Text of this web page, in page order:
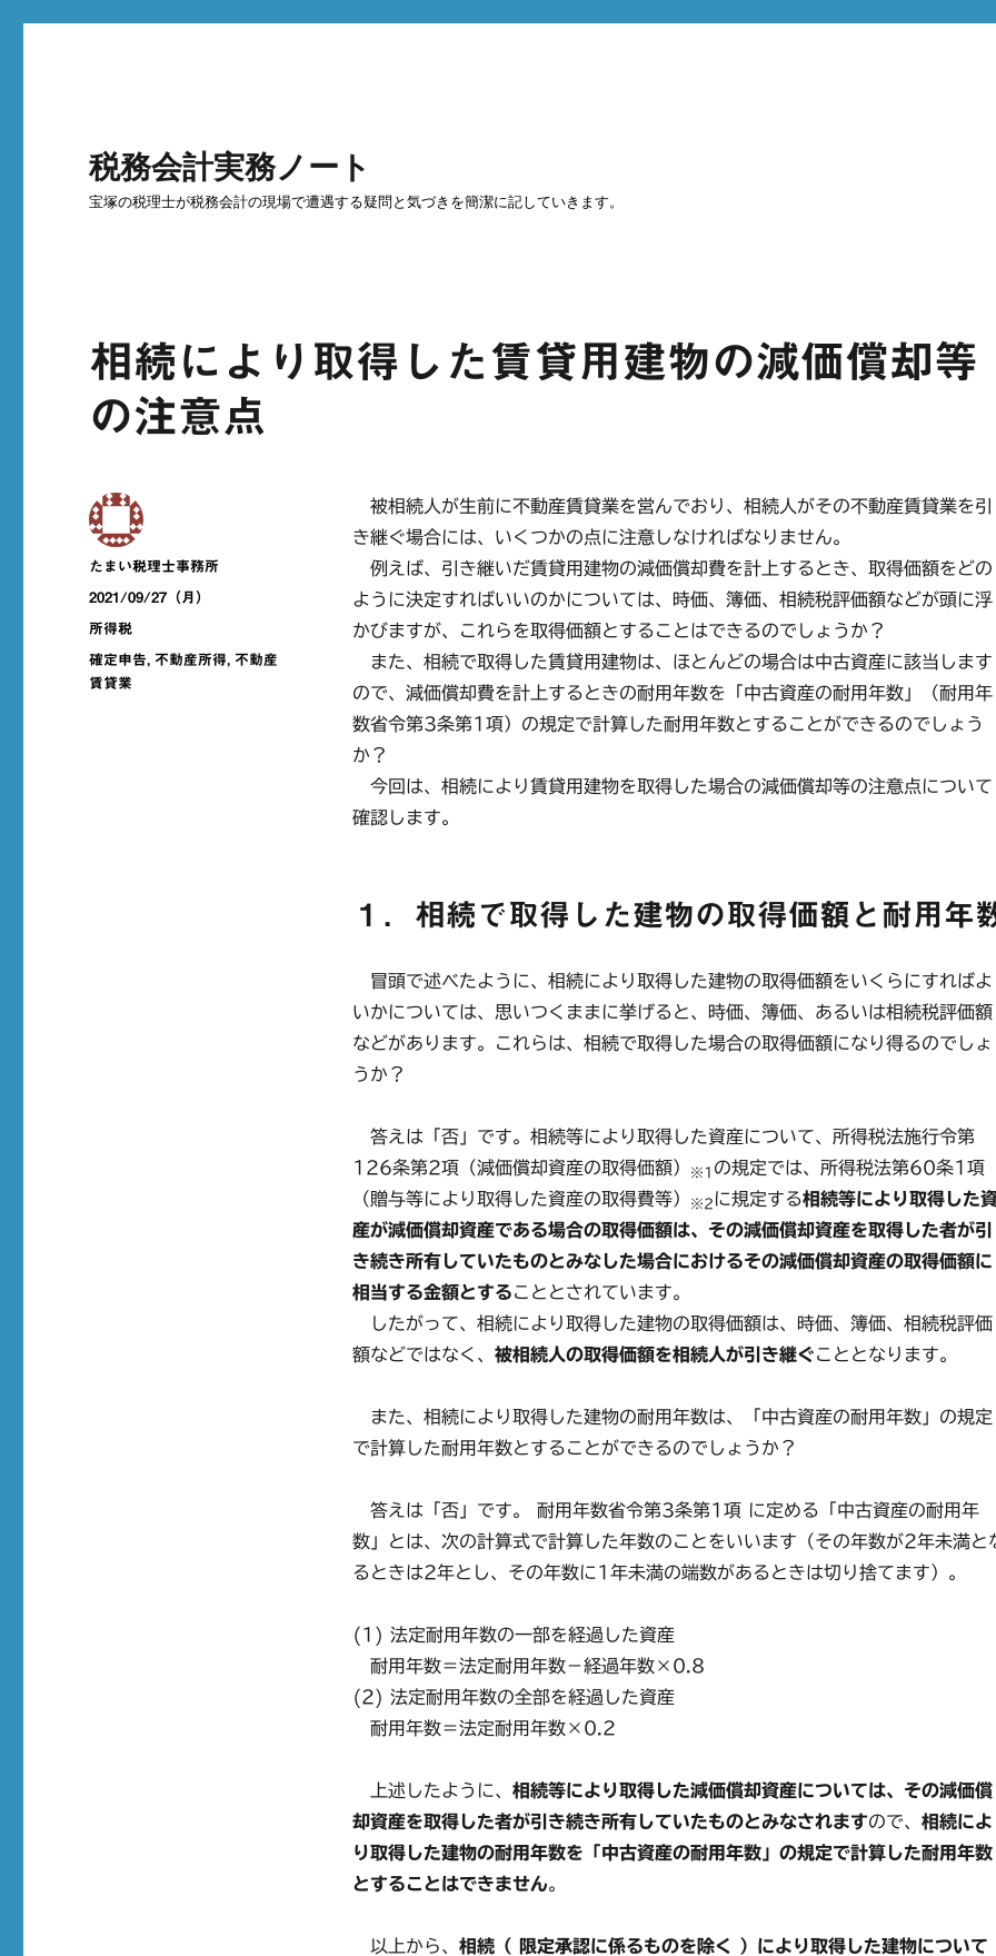
税務会計実務ノート
宝塚の税理士が税務会計の現場で遭遇する疑問と気づきを簡潔に記していきます。
相続により取得した賃貸用建物の減価償却等
の注意点
被相続人が生前に不動産賃貸業を営んでおり、相続人がその不動産賃貸業を引
き継ぐ場合には、いくつかの点に注意しなければなりません。
例えば、引き継いだ賃貸用建物の減価償却費を計上するとき、取得価額をどの
ように決定すればいいのかについては、時価、簿価、相続税評価額などが頭に浮
かびますが、これらを取得価額とすることはできるのでしょうか？
また、相続で取得した賃貸用建物は、ほとんどの場合は中古資産に該当します
ので、減価償却費を計上するときの耐用年数を「中古資産の耐用年数」（耐用年
数省令第3条第1項）の規定で計算した耐用年数とすることができるのでしょう
か？
今回は、相続により賃貸用建物を取得した場合の減価償却等の注意点について
確認します。
１．相続で取得した建物の取得価額と耐用年
冒頭で述べたように、相続により取得した建物の取得価額をいくらにすればよ
いかについては、思いつくままに挙げると、時価、簿価、あるいは相続税評価額
などがあります。これらは、相続で取得した場合の取得価額になり得るのでしょ
うか？
答えは「否」です。相続等により取得した資産について、所得税法施行令第
126条第2項（減価償却資産の取得価額）
※1 の規定では、所得税法第60条1項
（贈与等により取得した資産の取得費等）
※2 に規定する相続等により取得した
産が減価償却資産である場合の取得価額は、その減価償却資産を取得した者が引
き続き所有していたものとみなした場合におけるその減価償却資産の取得価額に
相当する金額とすることとされています。
したがって、相続により取得した建物の取得価額は、時価、簿価、相続税評価
額などではなく、 被相続人の取得価額を相続人が引き継ぐこととなります。
また、相続により取得した建物の耐用年数は、「中古資産の耐用年数」の規定
で計算した耐用年数とすることができるのでしょうか？
答えは「否」です。 耐用年数省令第3条第1項 に定める「中古資産の耐用年
数」とは、次の計算式で計算した年数のことをいいます（その年数が2年未満と
るときは2年とし、その年数に1年未満の端数があるときは切り捨てます）。
(1) 法定耐用年数の一部を経過した資産
耐用年数＝法定耐用年数－経過年数×0.8
(2) 法定耐用年数の全部を経過した資産
耐用年数＝法定耐用年数×0.2
上述したように、 相続等により取得した減価償却資産については、その減価償
却資産を取得した者が引き続き所有していたものとみなされますので、 相続によ
り取得した建物の耐用年数を「中古資産の耐用年数」の規定で計算した耐用年数
とすることはできません。
以上から、 相続（ 限定承認に係るものを除く ）により取得した建物について
投
稿
たまい税理士事務所
投
稿
2021/09/27（月）
カ
テ
ゴ
所得税
タ
グ
確定申告, 不動産所得, 不動産
賃貸業